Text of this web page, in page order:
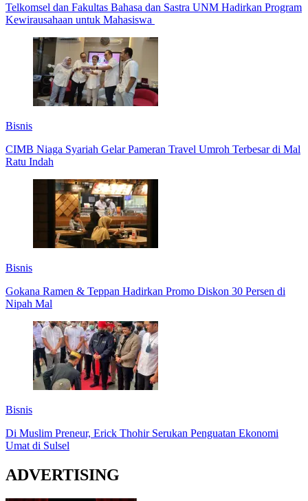
Telkomsel dan Fakultas Bahasa dan Sastra UNM Hadirkan Program
Kewirausahaan untuk Mahasiswa
Bisnis
CIMB Niaga Syariah Gelar Pameran Travel Umroh Terbesar di Mal
Ratu Indah
Bisnis
Gokana Ramen & Teppan Hadirkan Promo Diskon 30 Persen di
Nipah Mal
Bisnis
Di Muslim Preneur, Erick Thohir Serukan Penguatan Ekonomi
Umat di Sulsel
ADVERTISING